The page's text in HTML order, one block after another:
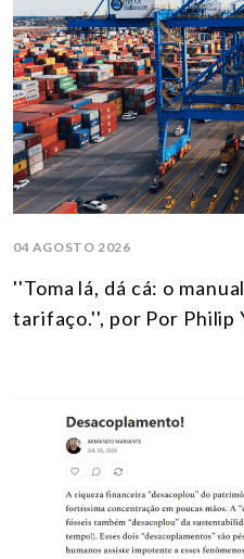
04 AGOSTO 2026
''Toma lá, dá cá: o
tarifaço.'', por Por Philip